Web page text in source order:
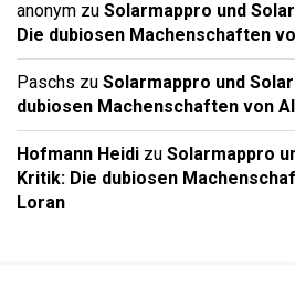
anonym zu Solarmappro und
Die dubiosen Machenschaften
Paschs zu Solarmappro und
dubiosen Machenschaften von
Hofmann Heidi zu Solarmappro
Kritik: Die dubiosen
Loran